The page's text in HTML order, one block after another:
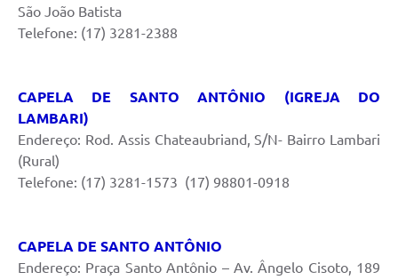
São João Batista
Telefone: (17) 3281-2388
CAPELA DE SANTO ANTÔNIO (IGREJA DO
LAMBARI)
Endereço: Rod. Assis Chateaubriand, S/N- Bairro Lambari
(Rural)
Telefone: (17) 3281-1573 (17) 98801-0918
CAPELA DE SANTO ANTÔNIO
Endereço: Praça Santo Antônio – Av. Ângelo Cisoto, 189